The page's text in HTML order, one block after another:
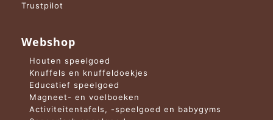
Trustpilot
Webshop
Houten speelgoed
Knuffels en knuffeldoekjes
Educatief speelgoed
Magneet- en voelboeken
Activiteitentafels, -speelgoed en babygyms